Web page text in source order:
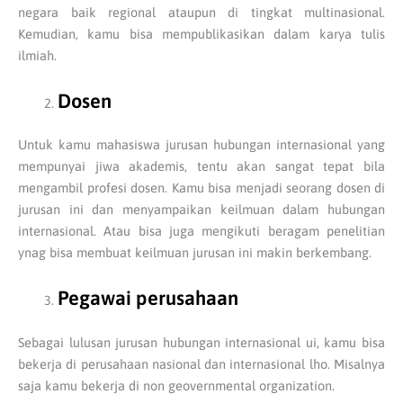
negara baik regional ataupun di tingkat multinasional.
Kemudian, kamu bisa mempublikasikan dalam karya tulis
ilmiah.
Dosen
Untuk kamu mahasiswa jurusan hubungan internasional yang
mempunyai jiwa akademis, tentu akan sangat tepat bila
mengambil profesi dosen. Kamu bisa menjadi seorang dosen di
jurusan ini dan menyampaikan keilmuan dalam hubungan
internasional. Atau bisa juga mengikuti beragam penelitian
ynag bisa membuat keilmuan jurusan ini makin berkembang.
Pegawai perusahaan
Sebagai lulusan jurusan hubungan internasional ui, kamu bisa
bekerja di perusahaan nasional dan internasional lho. Misalnya
saja kamu bekerja di non geovernmental organization.